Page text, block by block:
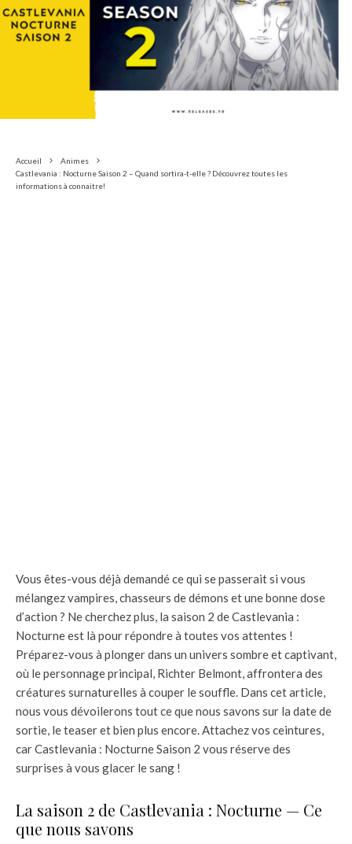
Accueil
Animes
Castlevania : Nocturne Saison 2 – Quand sortira-t-elle ? Découvrez toutes les
informations à connaitre!
Vous êtes-vous déjà demandé ce qui se passerait si vous
mélangez vampires, chasseurs de démons et une bonne dose
d’action ? Ne cherchez plus, la saison 2 de Castlevania :
Nocturne est là pour répondre à toutes vos attentes !
Préparez-vous à plonger dans un univers sombre et captivant,
où le personnage principal, Richter Belmont, affrontera des
créatures surnaturelles à couper le souffle. Dans cet article,
nous vous dévoilerons tout ce que nous savons sur la date de
sortie, le teaser et bien plus encore. Attachez vos ceintures,
car Castlevania : Nocturne Saison 2 vous réserve des
surprises à vous glacer le sang !
La saison 2 de Castlevania : Nocturne — Ce
que nous savons